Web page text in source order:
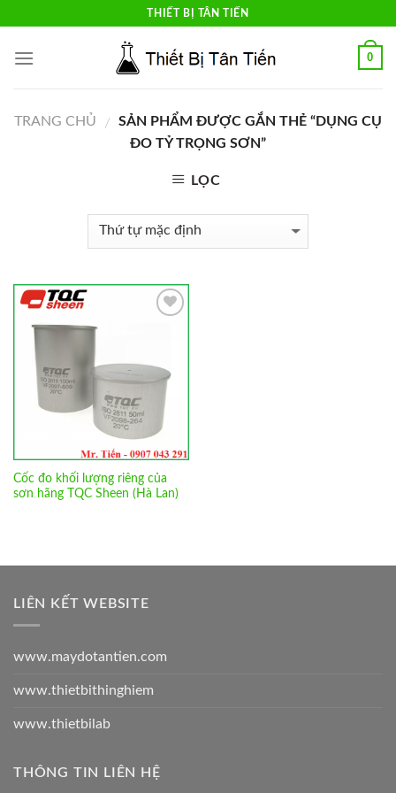
content
THIẾT BỊ TÂN TIẾN
0
TRANG CHỦ /
SẢN PHẨM ĐƯỢC GẮN THẺ “DỤNG CỤ
ĐO TỶ TRỌNG SƠN”
LỌC
Cốc đo khối lượng riêng của
sơn hãng TQC Sheen (Hà Lan)
LIÊN KẾT WEBSITE
www.maydotantien.com
www.thietbithinghiem
www.thietbilab
THÔNG TIN LIÊN HỆ